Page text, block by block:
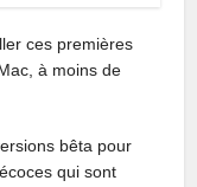
ces premières
à moins de
bêta pour
qui sont